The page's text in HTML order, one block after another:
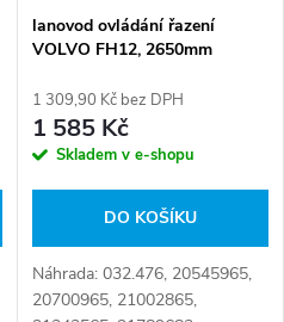
lanovod ovládání řazení
VOLVO FH12, 2650mm
1 309,90 Kč bez DPH
1 585 Kč
Skladem v e-shopu
DO KOŠÍKU
Náhrada: 032.476, 20545965,
20700965, 21002865,